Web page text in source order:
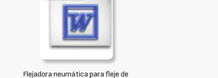
Flejadora neumática para fleje de